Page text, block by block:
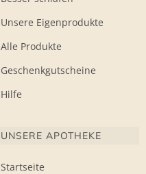
Unsere Eigenprodukte
Alle Produkte
Geschenkgutscheine
Hilfe
UNSERE APOTHEKE
Startseite